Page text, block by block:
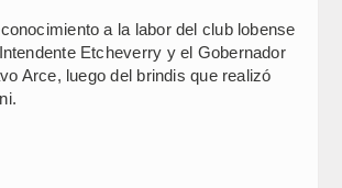
a la labor del club lobense
Etcheverry y el Gobernador
Arce, luego del brindis que realizó